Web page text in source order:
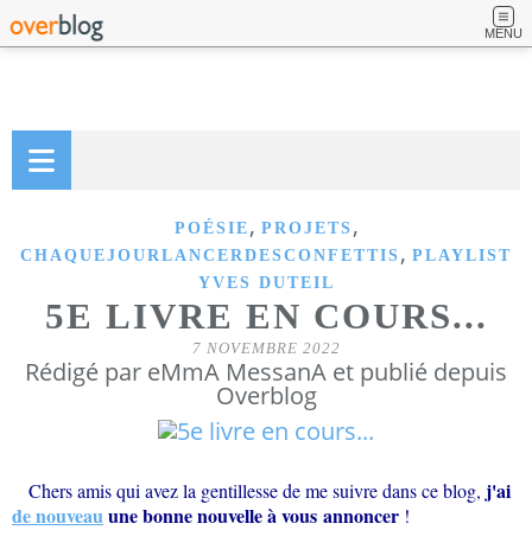
MENU
POÉSIE , PROJETS ,
CHAQUEJOURLANCERDESCONFETTIS , PLAYLIST
YVES DUTEIL
5E LIVRE EN COURS...
7 NOVEMBRE 2022
Rédigé par eMmA MessanA et publié depuis
Overblog
Chers amis qui avez la gentillesse de me suivre dans ce blog, j'ai
de nouveauune bonne nouvelle à vous annoncer !